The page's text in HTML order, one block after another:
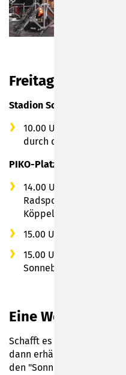
Freitag, 20.09.2024
Stadion Sonneberg
10.00 Uhr:
durch den
PIKO-Platz /
14.00 Uhr – 21.30 Uhr:
Radsportnacht in der
Köppelsdorfer Straße
15.00 Uhr & 18.00 Uhr:
15.00 Uhr - 18.00 Uhr:
Sonneberg e.V.
Eine Wette gegen
Schafft es Sonneberg 675
dann erhält nicht nur das
den "Sonneberg Preis",